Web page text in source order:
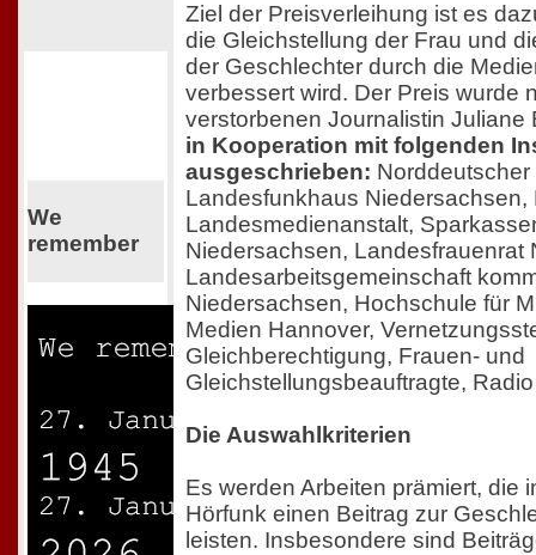
We
remember
Ziel der Preisverleihung ist es
die Gleichstellung der Frau und
der Geschlechter durch die
verbessert wird. Der Preis wurde
verstorbenen Journalistin Juliane
in Kooperation mit folgenden
ausgeschrieben:
Landesfunkhaus
Landesmedienanstalt,
Niedersachsen, Landesfrauenrat
Landesarbeitsgemeinschaft
Niedersachsen, Hochschule für
Medien Hannover,
Gleichberechtigung, Frauen- und
Gleichstellungsbeauftragte,
Die Auswahlkriterien
Es werden Arbeiten prämiert, die
Hörfunk einen Beitrag zur
leisten. Insbesondere sind